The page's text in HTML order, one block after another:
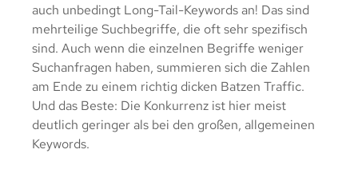
auch unbedingt Long-Tail-Keywords an! Das sind
mehrteilige Suchbegriffe, die oft sehr spezifisch
sind. Auch wenn die einzelnen Begriffe weniger
Suchanfragen haben, summieren sich die Zahlen
am Ende zu einem richtig dicken Batzen Traffic.
Und das Beste: Die Konkurrenz ist hier meist
deutlich geringer als bei den großen, allgemeinen
Keywords.